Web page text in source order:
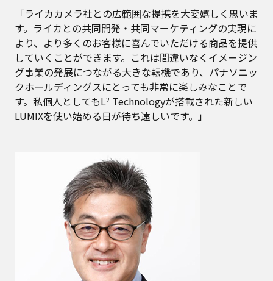
「ライカカメラ社との広範囲な提携を大変嬉しく思いま
す。ライカとの共同開発・共同マーケティングの実現に
より、より多くのお客様に喜んでいただける商品を提供
していくことができます。これは間違いなくイメージン
グ事業の発展につながる大きな転機であり、パナソニッ
クホールディングスにとっても非常に楽しみなことで
す。私個人としてもL2 Technologyが搭載された新しい
LUMIXを使い始める日が待ち遠しいです。」